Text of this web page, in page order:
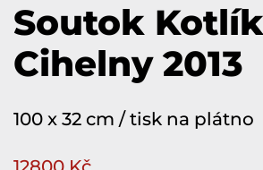
Soutok
Cihelny 2013
100 x 32 cm / tisk na plátno